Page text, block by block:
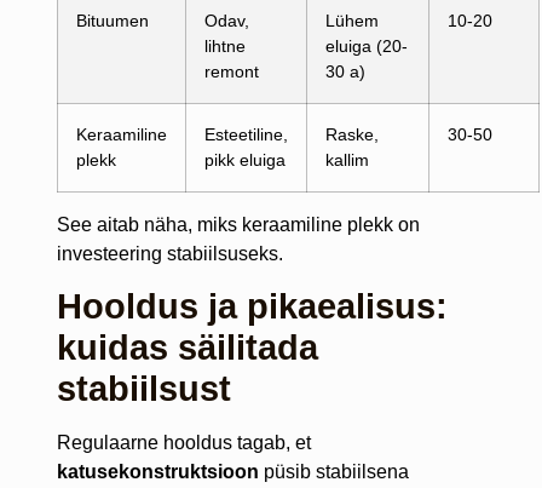
Bituumen
Odav,
lihtne
remont
Lühem
eluiga (20-
30 a)
10-20
Keraamiline
plekk
Esteetiline,
pikk eluiga
Raske,
kallim
30-50
See aitab näha, miks keraamiline plekk on
investeering stabiilsuseks.
Hooldus ja pikaealisus:
kuidas säilitada
stabiilsust
Regulaarne hooldus tagab, et
katusekonstruktsioon püsib stabiilsena